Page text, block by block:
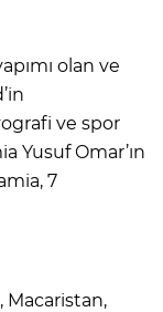
olan ve
ve spor
Yusuf Omar’ın
7
Macaristan,